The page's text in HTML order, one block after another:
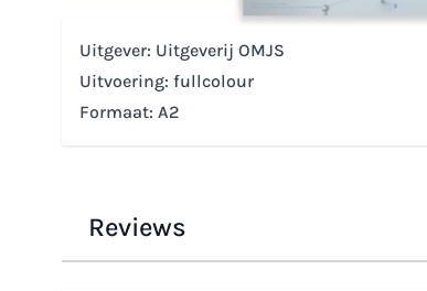
Uitgever: Uitgeverij OMJS
Uitvoering: fullcolour
Formaat: A2
Reviews